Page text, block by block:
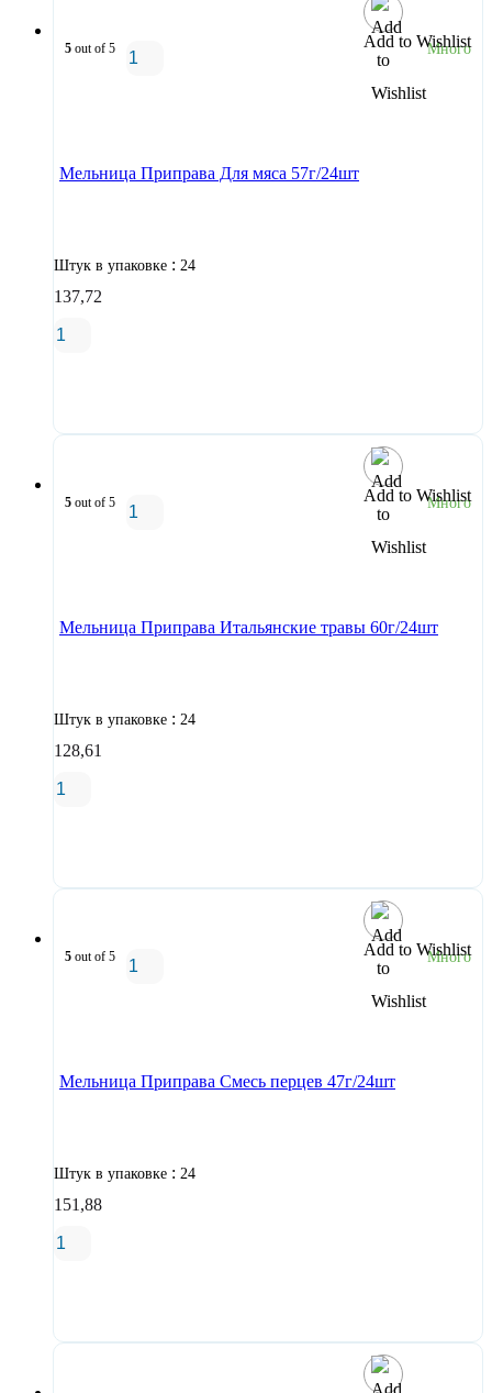
Add to Wishlist
5 out of 5 Много
Мельница Приправа Для мяса 57г/24шт
Штук в упаковке : 24
137,72
Add to Wishlist
5 out of 5 Много
Мельница Приправа Итальянские травы 60г/24шт
Штук в упаковке : 24
128,61
Add to Wishlist
5 out of 5 Много
Мельница Приправа Смесь перцев 47г/24шт
Штук в упаковке : 24
151,88